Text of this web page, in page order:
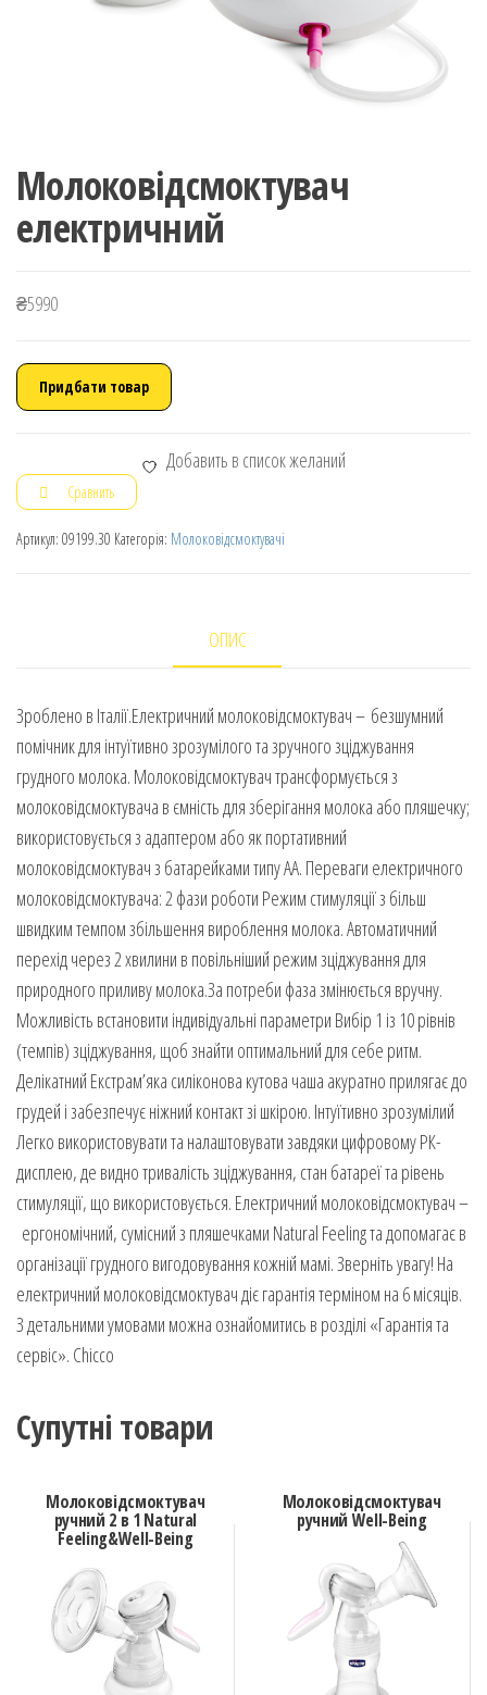
Молоковідсмоктувач
електричний
₴5990
Придбати товар
Добавить в список желаний
Сравнить
Артикул: 09199.30 Категорія: Молоковідсмоктувачі
ОПИС
Зроблено в Італії.Електричний молоковідсмоктувач – безшумний
помічник для інтуїтивно зрозумілого та зручного зціджування
грудного молока. Молоковідсмоктувач трансформується з
молоковідсмоктувача в ємність для зберігання молока або пляшечку;
використовується з адаптером або як портативний
молоковідсмоктувач з батарейками типу АА. Переваги електричного
молоковідсмоктувача: 2 фази роботи Режим стимуляції з більш
швидким темпом збільшення вироблення молока. Автоматичний
перехід через 2 хвилини в повільніший режим зціджування для
природного приливу молока.За потреби фаза змінюється вручну.
Можливість встановити індивідуальні параметри Вибір 1 із 10 рівнів
(темпів) зціджування, щоб знайти оптимальний для себе ритм.
Делікатний Екстрам’яка силіконова кутова чаша акуратно прилягає до
грудей і забезпечує ніжний контакт зі шкірою. Інтуїтивно зрозумілий
Легко використовувати та налаштовувати завдяки цифровому РК-
дисплею, де видно тривалість зціджування, стан батареї та рівень
стимуляції, що використовується. Електричний молоковідсмоктувач –
ергономічний, сумісний з пляшечками Natural Feeling та допомагає в
організації грудного вигодовування кожній мамі. Зверніть увагу! На
електричний молоковідсмоктувач діє гарантія терміном на 6 місяців.
З детальними умовами можна ознайомитись в розділі «Гарантія та
сервіс». Chicco
Супутні товари
Молоковідсмоктувач
ручний 2 в 1 Natural
Feeling&Well-Being
Молоковідсмоктувач
ручний Well-Being